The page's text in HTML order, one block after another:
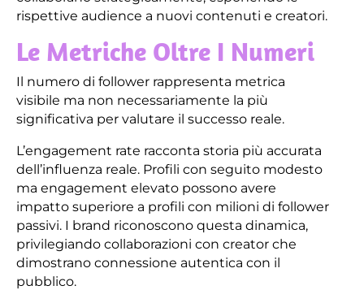
rispettive audience a nuovi contenuti e creatori.
Le Metriche Oltre I Numeri
Il numero di follower rappresenta metrica
visibile ma non necessariamente la più
significativa per valutare il successo reale.
L’engagement rate racconta storia più accurata
dell’influenza reale. Profili con seguito modesto
ma engagement elevato possono avere
impatto superiore a profili con milioni di follower
passivi. I brand riconoscono questa dinamica,
privilegiando collaborazioni con creator che
dimostrano connessione autentica con il
pubblico.